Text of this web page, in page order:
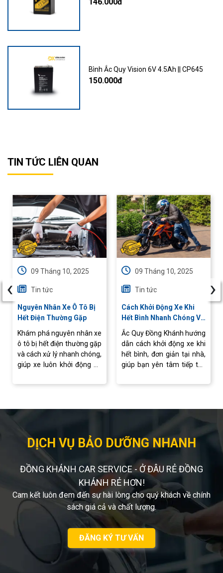
Bình Ắc Quy Vision 6V 4.5Ah || CP645
150.000đ
TIN TỨC LIÊN QUAN
09 Tháng 10, 2025
Tin tức
Nguyên Nhân Xe Ô Tô Bị
Hết Điện Thường Gặp
Khám phá nguyên nhân xe
ô tô bị hết điện thường gặp
và cách xử lý nhanh chóng,
giúp xe luôn khởi động ổn
09 Tháng 10, 2025
Tin tức
Cách Khởi Động Xe Khi
Hết Bình Nhanh Chóng Và
An Toàn
Ắc Quy Đồng Khánh hướng
dẫn cách khởi động xe khi
hết bình, đơn giản tại nhà,
giúp bạn yên tâm tiếp tục
gián đoạn.
‹ ›
DỊCH VỤ BẢO DƯỠNG NHANH
ĐỒNG KHÁNH CAR SERVICE - Ở ĐÂU RẺ ĐỒNG
KHÁNH RẺ HƠN!
Cam kết luôn đem đến sự hài lòng cho quý khách về chính
sách giá cả và chất lượng.
ĐĂNG KÝ TƯ VẤN